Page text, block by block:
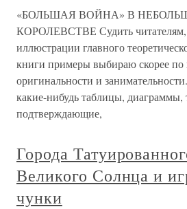
«БОЛЬШАЯ ВОЙНА» В
КОРОЛЕВСТВЕ Судить читателям,
иллюстрации главного
книги примеры выбираю скорее
оригинальности и
какие-нибудь таблицы, диаграммы,
подтверждающие,
Города
Великого Солнца и
чунки